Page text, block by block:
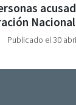
Publicado el 30